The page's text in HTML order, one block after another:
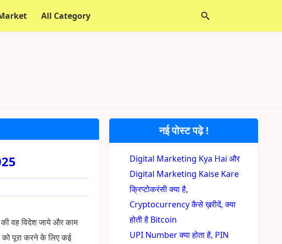
All Category
की वह विदेश जाये और काम
पूरा करने के लिए कई
नई पोस्ट पढ़े !
Digital Marketing Kya Hai और
Digital Marketing Kaise Kare
क्रिप्टोकरंसी क्या है,
Cryptocurrency कैसे ख़रीदें, क्या
होती है Bitcoin
UPI Number क्या होता है, PIN